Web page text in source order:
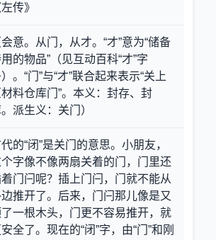
左传》
会意。从门，从才。“才”意为“储备
的物品”（见互动百科“才”字
。“门”与“才”联合起来表示“关上
料仓库门”。本义：封存、封
派生义：关门）
的“闭”是关门的意思。小朋友，
字像不像两扇关着的门，门里还
门闩呢？插上门闩，门就不能从
推开了。后来，门闩那儿像是又
了一根木头，门更不容易推开，就
全了。现在的“闭”字，由“门”和刚